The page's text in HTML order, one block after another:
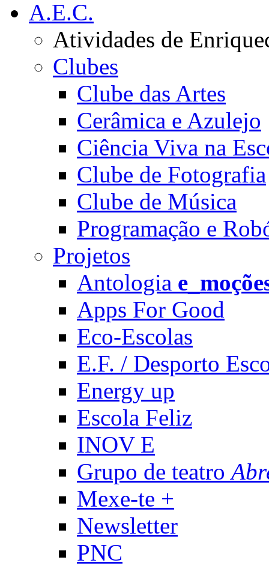
A.E.C.
Atividades de
Clubes
Clube das Artes
Cerâmica e Azulejo
Ciência Viva na
Clube de Fotografia
Clube de Música
Programação e
Projetos
Antologia
Apps For Good
Eco-Escolas
E.F. / Desporto
Energy up
Escola Feliz
INOV E
Grupo de teatro
Mexe-te +
Newsletter
PNC